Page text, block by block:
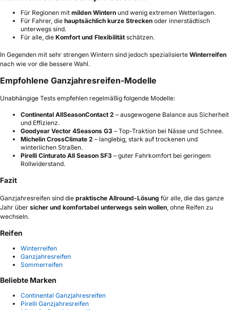
Für Regionen mit milden Wintern und wenig extremen Wetterlagen.
Für Fahrer, die hauptsächlich kurze Strecken oder innerstädtisch
unterwegs sind.
Für alle, die Komfort und Flexibilität schätzen.
In Gegenden mit sehr strengen Wintern sind jedoch spezialisierte Winterreifen
nach wie vor die bessere Wahl.
Empfohlene Ganzjahresreifen-Modelle
Unabhängige Tests empfehlen regelmäßig folgende Modelle:
Continental AllSeasonContact 2 – ausgewogene Balance aus Sicherheit
und Effizienz.
Goodyear Vector 4Seasons G3 – Top-Traktion bei Nässe und Schnee.
Michelin CrossClimate 2 – langlebig, stark auf trockenen und
winterlichen Straßen.
Pirelli Cinturato All Season SF3 – guter Fahrkomfort bei geringem
Rollwiderstand.
Fazit
Ganzjahresreifen sind die praktische Allround-Lösung für alle, die das ganze
Jahr über sicher und komfortabel unterwegs sein wollen, ohne Reifen zu
wechseln.
Reifen
Winterreifen
Ganzjahresreifen
Sommerreifen
Beliebte Marken
Continental Ganzjahresreifen
Pirelli Ganzjahresreifen